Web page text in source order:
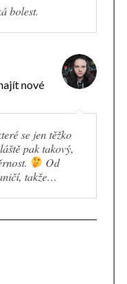
bolest.
nové
se jen těžko
pak takový,
Od
takže…